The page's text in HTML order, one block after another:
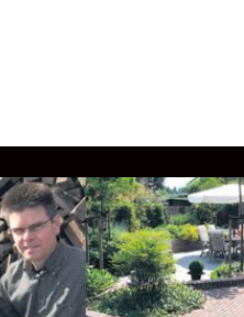
INTERVIEW MET HANS
BOEREMA
Bricks and Stones ontstaan
Hans Boerema motiveert in